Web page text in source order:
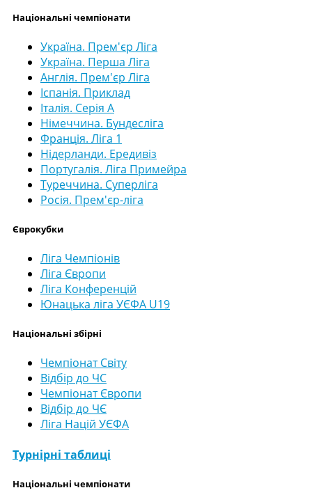
Національні чемпіонати
Україна. Прем'єр Ліга
Україна. Перша Ліга
Англія. Прем'єр Ліга
Іспанія. Приклад
Італія. Серія А
Німеччина. Бундесліга
Франція. Ліга 1
Нідерланди. Ередивіз
Португалія. Ліга Примейра
Туреччина. Суперліга
Росія. Прем'єр-ліга
Єврокубки
Ліга Чемпіонів
Ліга Європи
Ліга Конференцій
Юнацька ліга УЄФА U19
Національні збірні
Чемпіонат Світу
Відбір до ЧС
Чемпіонат Європи
Відбір до ЧЄ
Ліга Націй УЄФА
Турнірні таблиці
Національні чемпіонати